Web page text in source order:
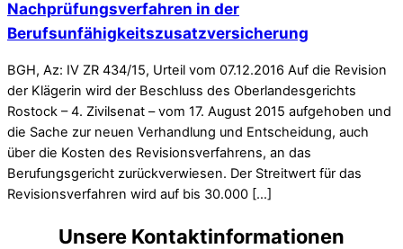
Nachprüfungsverfahren in der
Berufsunfähigkeitszusatzversicherung
BGH, Az: IV ZR 434/15, Urteil vom 07.12.2016 Auf die Revision
der Klägerin wird der Beschluss des Oberlandesgerichts
Rostock – 4. Zivilsenat – vom 17. August 2015 aufgehoben und
die Sache zur neuen Verhandlung und Entscheidung, auch
über die Kosten des Revisionsverfahrens, an das
Berufungsgericht zurückverwiesen. Der Streitwert für das
Revisionsverfahren wird auf bis 30.000 […]
Unsere Kontaktinformationen